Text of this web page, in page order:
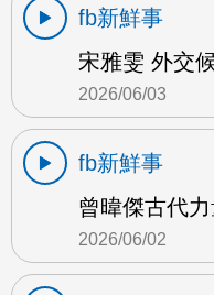
fb新鮮事
宋雅雯 外交
2026/06/03
fb新鮮事
曾暐傑古代
2026/06/02